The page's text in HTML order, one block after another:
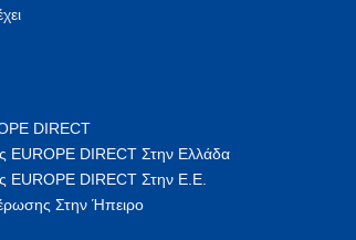
DIRECT
EUROPE DIRECT Στην Ελλάδα
EUROPE DIRECT Στην Ε.Ε.
Στην Ήπειρο